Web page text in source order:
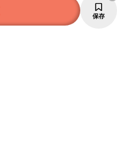
保存